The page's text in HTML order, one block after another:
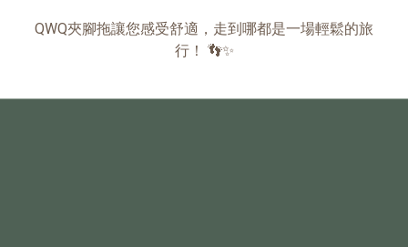
QWQ夾腳拖讓您感受舒適，走到哪都是一場輕鬆的旅
行！ 👣✨